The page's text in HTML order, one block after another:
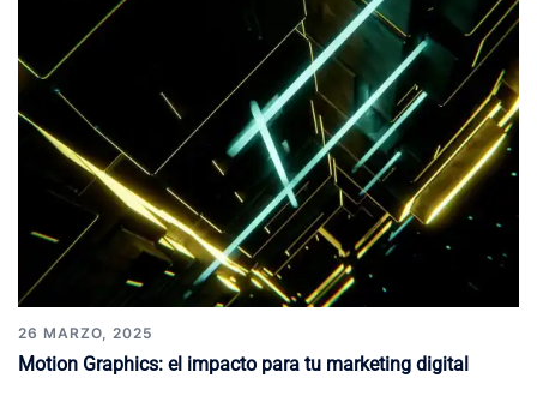
26 MARZO, 2025
Motion Graphics: el impacto para tu marketing digital